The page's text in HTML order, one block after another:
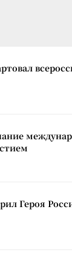
Героя